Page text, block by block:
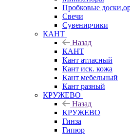
Пробковые
Свечи
Сувенирчики
КАНТ
Назад
КАНТ
Кант атласный
Кант иск. кожа
Кант мебельный
Кант разный
КРУЖЕВО
Назад
КРУЖЕВО
Гинза
Гипюр